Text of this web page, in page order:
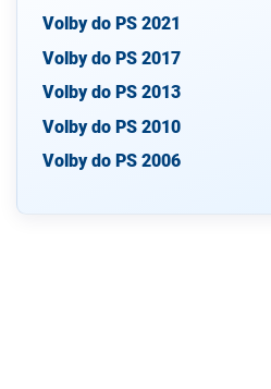
Volby do PS 2021
Volby do PS 2017
Volby do PS 2013
Volby do PS 2010
Volby do PS 2006